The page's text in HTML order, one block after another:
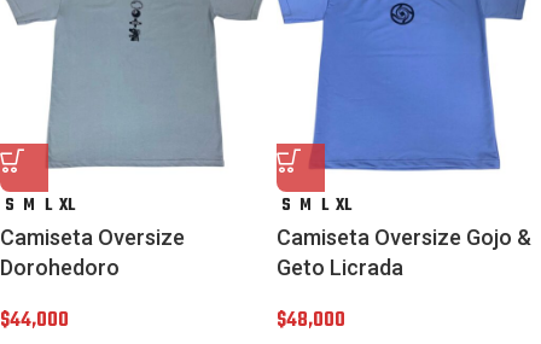
S M L XL
Camiseta Oversize
Dorohedoro
$44,000
S M L XL
Camiseta Oversize Gojo &
Geto Licrada
$48,000